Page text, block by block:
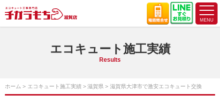
エコキュート施工実績
Results
ホーム エコキュート施工実績 滋賀県 滋賀県大津市で激安エコキュート交換